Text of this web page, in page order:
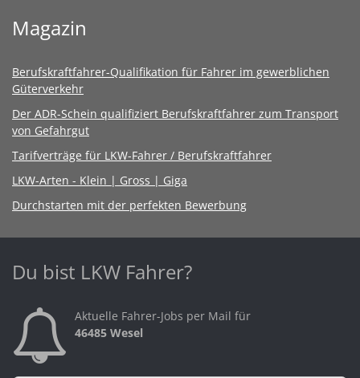
Magazin
Berufskraftfahrer-Qualifikation für Fahrer im gewerblichen
Güterverkehr
Der ADR-Schein qualifiziert Berufskraftfahrer zum Transport
von Gefahrgut
Tarifverträge für LKW-Fahrer / Berufskraftfahrer
LKW-Arten - Klein | Gross | Giga
Durchstarten mit der perfekten Bewerbung
Du bist LKW Fahrer?
Aktuelle Fahrer-Jobs per Mail für
46485 Wesel